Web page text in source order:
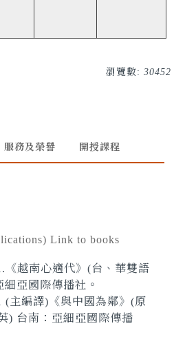
瀏覽數: 30452
服務及榮譽 開授課程
Link to books
《越南心適代》(台、華雙語
細亞國際傳播社。
(主編譯)《與中國為鄰》(原
) 台南：亞細亞國際傳播